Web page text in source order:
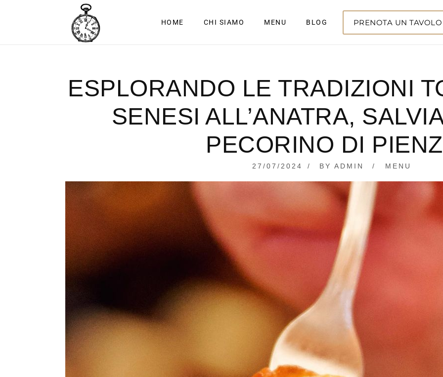
HOME CHI SIAMO MENU BLOG PRENOTA UN TAVOLO
ESPLORANDO LE TRADIZIONI
SENESI ALL’ANATRA,
PECORINO DI
27/07/2024 23/10/2024
BY ADMIN MENU